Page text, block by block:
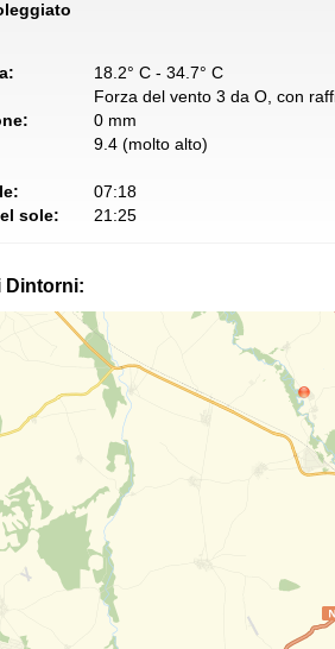
18.2° C - 34.7° C
Forza del vento 3 da O, con
0 mm
9.4 (molto alto)
07:18
sole:
21:25
Dintorni: